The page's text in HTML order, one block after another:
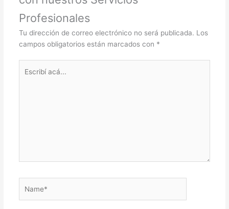
Profesionales
Tu dirección de correo electrónico no será publicada. Los
campos obligatorios están marcados con *
acá...